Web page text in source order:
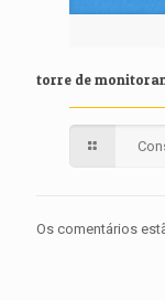
torre de
Os comentários